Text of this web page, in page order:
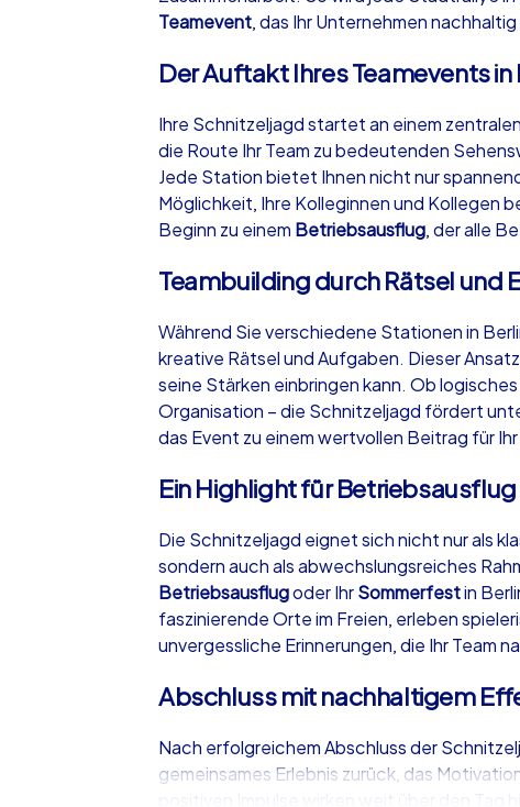
Teamevent, das Ihr Unternehmen
Der Auftakt Ihres Teamevents in
Ihre Schnitzeljagd startet an einem
die Route Ihr Team zu bedeutenden
Jede Station bietet Ihnen nicht nur
Möglichkeit, Ihre Kolleginnen und Kollegen
Beginn zu einem Betriebsausflug, der alle
Teambuilding durch Rätsel und
Während Sie verschiedene Stationen in
kreative Rätsel und Aufgaben. Dieser
seine Stärken einbringen kann. Ob
Organisation – die Schnitzeljagd fördert
das Event zu einem wertvollen Beitrag für Ihr
Ein Highlight für
Die Schnitzeljagd eignet sich nicht nur als
sondern auch als abwechslungsreiches
Betriebsausflugoder IhrSommerfestin
faszinierende Orte im Freien, erleben
unvergessliche Erinnerungen, die Ihr Team
Abschluss mit nachhaltigem
Nach erfolgreichem Abschluss der
gemeinsames Erlebnis zurück, das